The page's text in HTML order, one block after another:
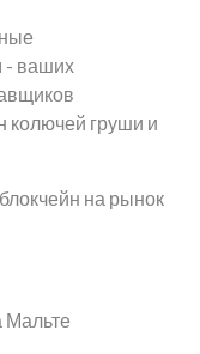
- ваших
колючей груши и
на рынок
Мальте